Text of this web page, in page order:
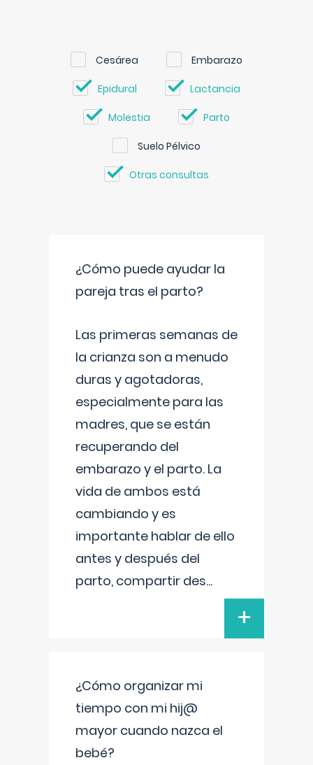
Cesárea Embarazo
Epidural Lactancia
Molestia Parto
Suelo Pélvico
Otras consultas
¿Cómo puede ayudar la
pareja tras el parto?
Las primeras semanas de
la crianza son a menudo
duras y agotadoras,
especialmente para las
madres, que se están
recuperando del
embarazo y el parto. La
vida de ambos está
cambiando y es
importante hablar de ello
antes y después del
parto, compartir des...
+
¿Cómo organizar mi
tiempo con mi hij@
mayor cuando nazca el
bebé?